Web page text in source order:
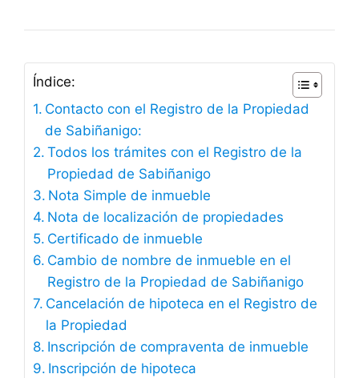
Índice:
Contacto con el Registro de la Propiedad
de Sabiñanigo:
Todos los trámites con el Registro de la
Propiedad de Sabiñanigo
Nota Simple de inmueble
Nota de localización de propiedades
Certificado de inmueble
Cambio de nombre de inmueble en el
Registro de la Propiedad de Sabiñanigo
Cancelación de hipoteca en el Registro de
la Propiedad
Inscripción de compraventa de inmueble
Inscripción de hipoteca